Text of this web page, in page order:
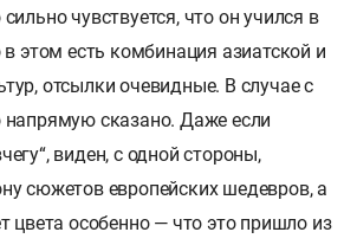
чувствуется, что он учился в
в этом есть комбинация азиатской и
отсылки очевидные. В случае с
напрямую сказано. Даже если
виден, с одной стороны,
сюжетов европейских шедевров, а
цвета особенно — что это пришло из